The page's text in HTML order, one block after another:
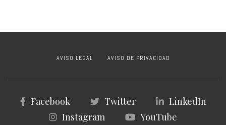
AVISO LEGAL AVISO DE PRIVACIDAD
Facebook Twitter
LinkedIn
Instagram
YouTube